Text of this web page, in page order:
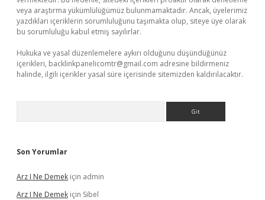
veya araştırma yükümlülüğümüz bulunmamaktadır. Ancak, üyelerimiz
yazdıkları içeriklerin sorumluluğunu taşımakta olup, siteye üye olarak
bu sorumluluğu kabul etmiş sayılırlar.
Hukuka ve yasal düzenlemelere aykırı olduğunu düşündüğünüz
içerikleri, backlinkpanelicomtr@gmail.com adresine bildirmeniz
halinde, ilgili içerikler yasal süre içerisinde sitemizden kaldırılacaktır.
Son Yorumlar
Arz I Ne Demek için admin
Arz I Ne Demek için Sibel